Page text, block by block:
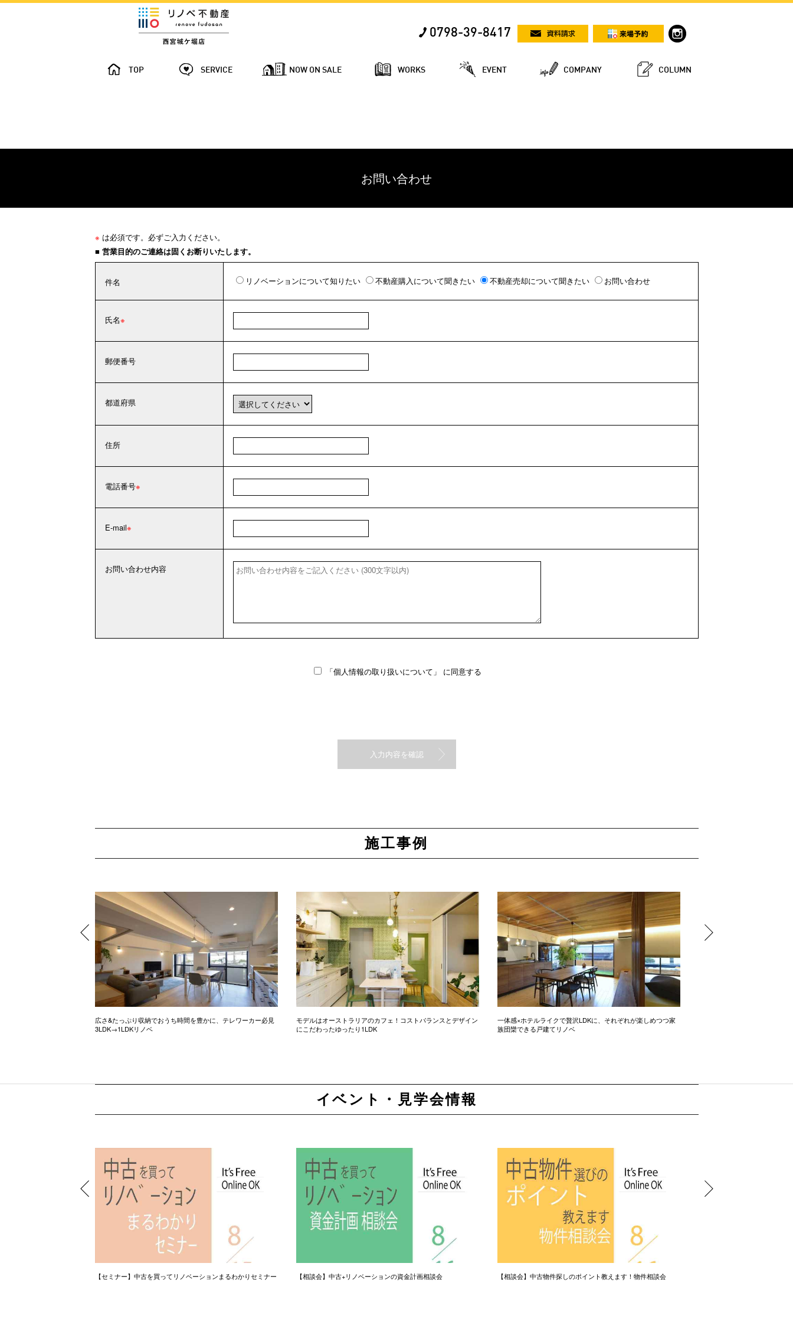
0798-39-8417
TOP SERVICE NOW ON SALE WORKS EVENT COMPANY COLUMN
お問い合わせ
※ は必須です。必ずご入力ください。
■ 営業目的のご連絡は固くお断りいたします。
件名 リノベーションについて知りたい 不動産購入について聞きたい 不動産売却について聞きたい お問い合わせ
氏名
郵便番号
都道府県
住所
電話番号
E-mail
お問い合わせ内容
「個人情報の取り扱いについて」 に同意する
施工事例
広さ&たっぷり収納でおうち時間を豊かに、テレワーカー必見
3LDK→1LDKリノベ
モデルはオーストラリアのカフェ！コストバランスとデザイン
にこだわったゆったり1LDK
一体感×ホテルライクで贅沢LDKに、それぞれが楽しめつつ家
族団欒できる戸建てリノベ
イベント・見学会情報
【セミナー】中古を買ってリノベーションまるわかりセミナー 【相談会】中古+リノベーションの資金計画相談会 【相談会】中古物件探しのポイント教えます！物件相談会